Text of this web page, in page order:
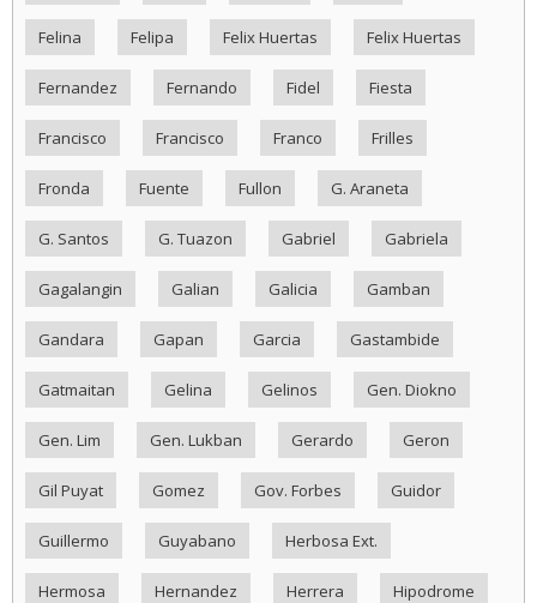
Felina Felipa Felix Huertas Felix Huertas
Fernandez Fernando Fidel Fiesta
Francisco Francisco Franco Frilles
Fronda Fuente Fullon G. Araneta
G. Santos G. Tuazon Gabriel Gabriela
Gagalangin Galian Galicia Gamban
Gandara Gapan Garcia Gastambide
Gatmaitan Gelina Gelinos Gen. Diokno
Gen. Lim Gen. Lukban Gerardo Geron
Gil Puyat Gomez Gov. Forbes Guidor
Guillermo Guyabano Herbosa Ext.
Hermosa Hernandez Herrera Hipodrome